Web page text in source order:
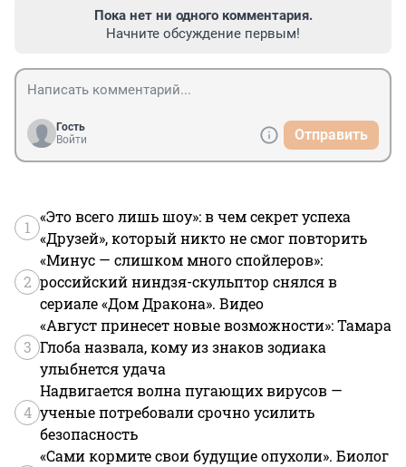
Пока нет ни одного комментария.
Начните обсуждение первым!
Гость
Войти
Отправить
1
«Это всего лишь шоу»: в чем секрет успеха
«Друзей», который никто не смог повторить
2
«Минус — слишком много спойлеров»:
российский ниндзя-скульптор снялся в
сериале «Дом Дракона». Видео
3
«Август принесет новые возможности»: Тамара
Глоба назвала, кому из знаков зодиака
улыбнется удача
4
Надвигается волна пугающих вирусов —
ученые потребовали срочно усилить
безопасность
«Сами кормите свои будущие опухоли». Биолог